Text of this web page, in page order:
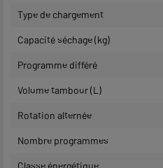
Type de chargement
Capacité séchage (kg)
Programme différé
Volume tambour (L)
Rotation alternée
Nombre programmes
Classe énergétique